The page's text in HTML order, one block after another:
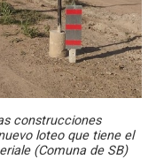
construcciones
loteo que tiene el
(Comuna de SB)